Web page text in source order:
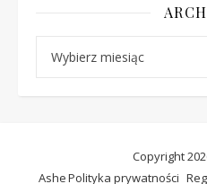
Copyright
Polityka prywatności
Ashe